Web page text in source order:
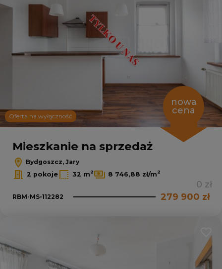
Oferta na wyłączność
nowa
cena
Mieszkanie na sprzedaż
Bydgoszcz, Jary
2 pokoje
32 m2 8 746,88 zł/m2
0 zł
RBM-MS-112282 279 900 zł